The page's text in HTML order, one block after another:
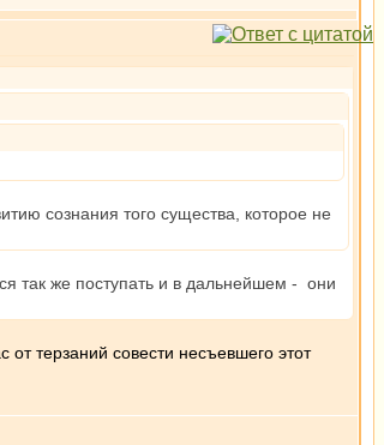
сознания того существа, которое не
так же поступать и в дальнейшем - они
терзаний совести несъевшего этот